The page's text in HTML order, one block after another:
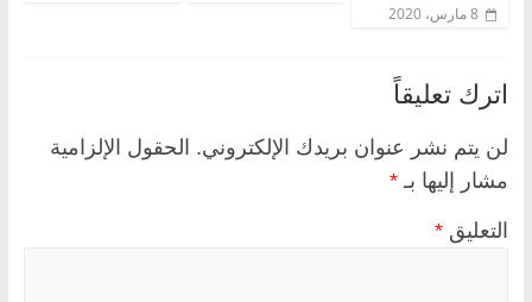
8 مارس، 2020
اترك تعليقاً
لن يتم نشر عنوان بريدك الإلكتروني. الحقول الإلزامية
مشار إليها بـ *
التعليق *